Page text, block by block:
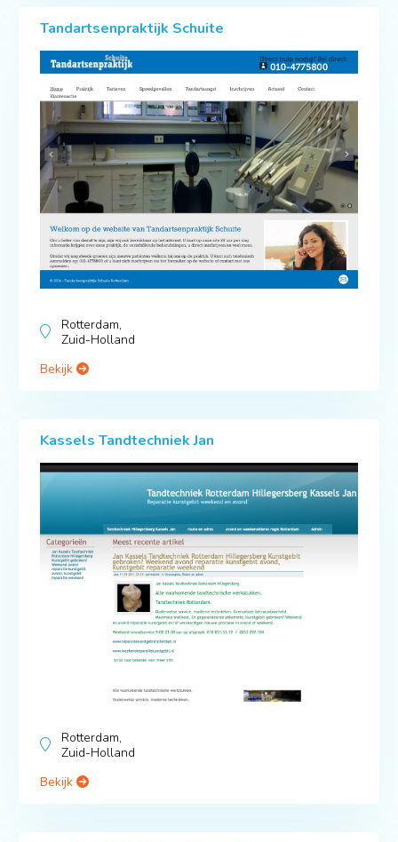
Tandartsenpraktijk Schuite
Rotterdam,
Zuid-Holland
Bekijk
Kassels Tandtechniek Jan
Rotterdam,
Zuid-Holland
Bekijk